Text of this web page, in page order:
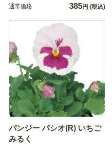
通常価格 385円 (税込)
パンジー パシオ(R) いちご
みるく